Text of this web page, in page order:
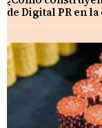
de Digital PR en